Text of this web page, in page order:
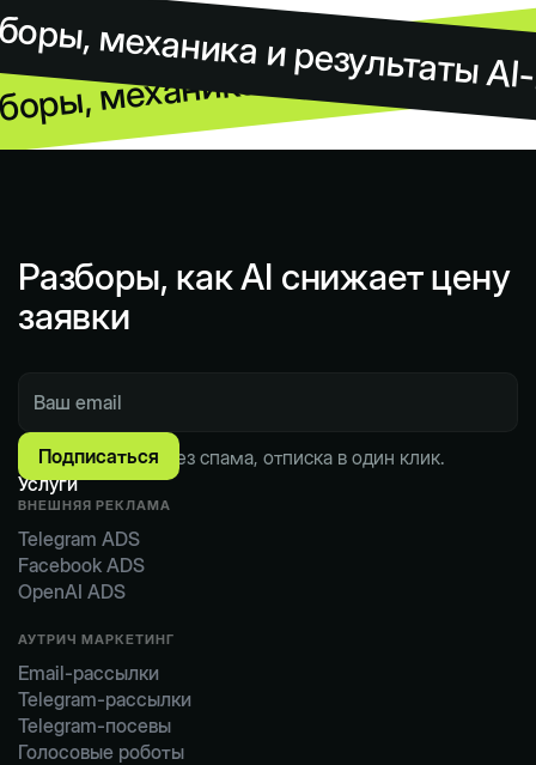
механика и результаты
механика и результаты
Разборы, как AI снижает цену
заявки
Пишем по делу. Без спама, отписка в один клик.
Услуги
ВНЕШНЯЯ РЕКЛАМА
Telegram ADS
Facebook ADS
OpenAI ADS
АУТРИЧ МАРКЕТИНГ
Email-рассылки
Telegram-рассылки
Telegram-посевы
Голосовые роботы